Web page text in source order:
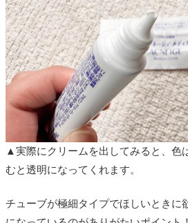
▲実際にクリームを出してみると、色
むと透明になってくれます。
チューブが極細タイプでほしいときに